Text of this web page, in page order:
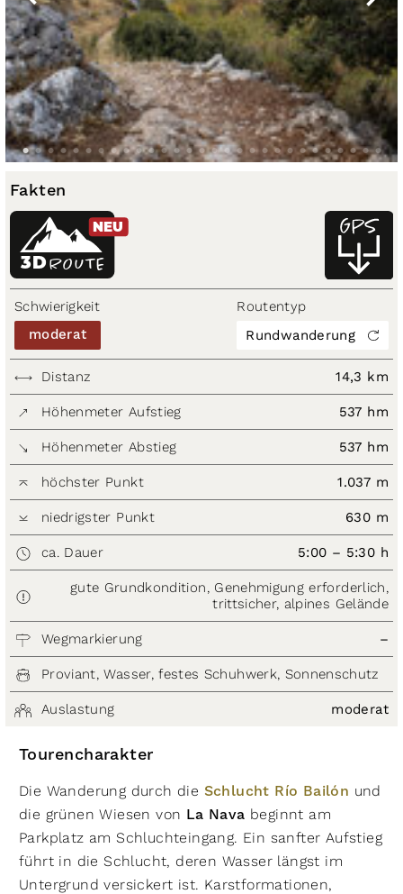
Fakten
ROUTE
3D
NEU
Schwierigkeit
moderat
Routentyp
Rundwanderung
Distanz 14,3 km
Höhenmeter Aufstieg 537 hm
Höhenmeter Abstieg 537 hm
höchster Punkt 1.037 m
niedrigster Punkt 630 m
ca. Dauer 5:00 – 5:30 h
gute Grundkondition, Genehmigung erforderlich,
trittsicher, alpines Gelände
Wegmarkierung –
Proviant, Wasser, festes Schuhwerk, Sonnenschutz
Auslastung moderat
Tourencharakter
Die Wanderung durch die Schlucht Río Bailón und
die grünen Wiesen von La Nava beginnt am
Parkplatz am Schluchteingang. Ein sanfter Aufstieg
führt in die Schlucht, deren Wasser längst im
Untergrund versickert ist. Karstformationen,